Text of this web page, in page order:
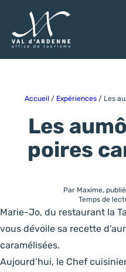
Accueil / Expériences/ Les
Les
poires
Par Maxime,
Temps de
Marie-Jo, du restaurant la
vous dévoile sa recette
caramélisées.
Aujourd’hui, le Chef